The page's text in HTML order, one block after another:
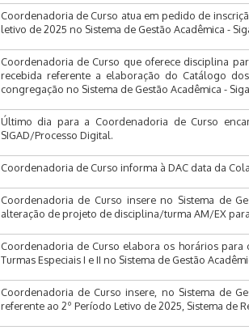
Coordenadoria de Curso atua em pedido de
letivo de 2025 no Sistema de Gestão Acadêmica -
Coordenadoria de Curso que oferece disciplina
recebida referente a elaboração do Catálogo
congregação no Sistema de Gestão Acadêmica -
Último dia para a Coordenadoria de Curso
SIGAD/Processo Digital.
Coordenadoria de Curso informa à DAC data da
Coordenadoria de Curso insere no Sistema de
alteração de projeto de disciplina/turma AM/EX
Coordenadoria de Curso elabora os horários para
Turmas Especiais I e II no Sistema de Gestão
Coordenadoria de Curso insere, no Sistema de
referente ao 2º Período Letivo de 2025, Sistema de